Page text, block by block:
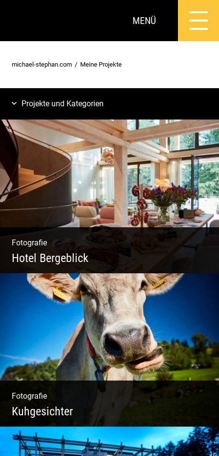
MENÜ
michael-stephan.com Meine Projekte
Projekte und Kategorien
Fotografie
Hotel Bergeblick
Zweites Shooting für das Designhotel in Bad
Fotografie
Kuhgesichter
Kuhportraits